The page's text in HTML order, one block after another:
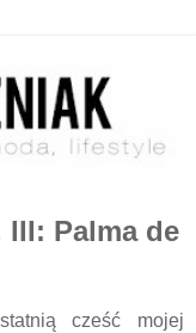
III: Palma de
cześć mojej